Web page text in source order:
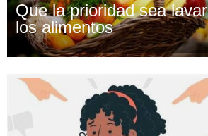
Que la prioridad sea lavar
los alimentos